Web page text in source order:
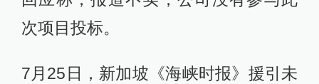
次项目投标。
7月25日，新加坡《海峡时报》援引未